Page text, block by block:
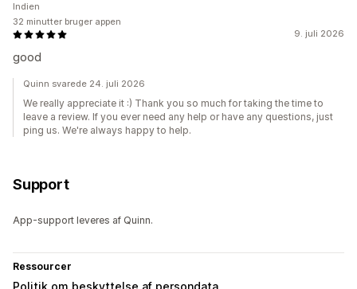
9. juli 2026
good
Indien
32 minutter bruger appen
Quinn svarede 24. juli 2026
We really appreciate it :) Thank you so much for taking the time to
leave a review. If you ever need any help or have any questions, just
ping us. We're always happy to help.
Support
App-support leveres af Quinn.
Ressourcer